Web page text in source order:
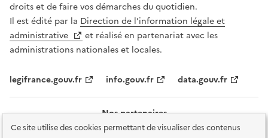
Ce site utilise des cookies permettant de visualiser des contenus
droits et de faire vos démarches du quotidien.
Il est édité par la Direction de l’information légale et
administrative
et réalisé en partenariat avec les
administrations nationales et locales.
legifrance.gouv.fr info.gouv.fr data.gouv.fr
Nos partenaires